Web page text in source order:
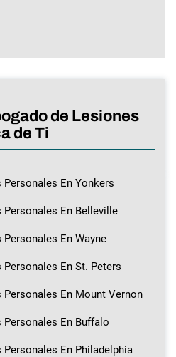
de Lesiones
de Ti
En Yonkers
En Belleville
En Wayne
En St. Peters
En Mount Vernon
En Buffalo
En Philadelphia